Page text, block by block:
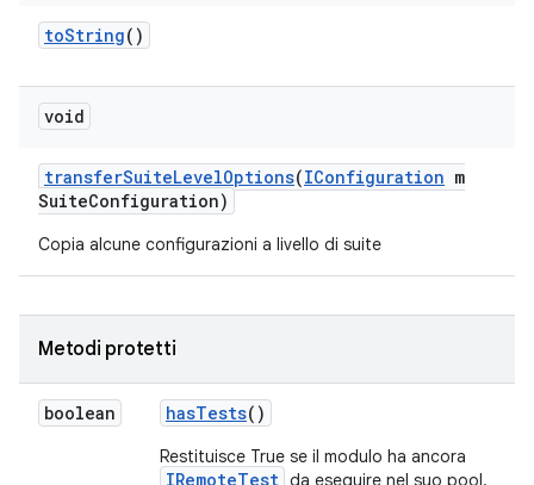
toString()
void
transferSuiteLevelOptions(IConfiguration m
SuiteConfiguration)
Copia alcune configurazioni a livello di suite
Metodi protetti
boolean hasTests()
Restituisce True se il modulo ha ancora
IRemoteTest da eseguire nel suo pool.